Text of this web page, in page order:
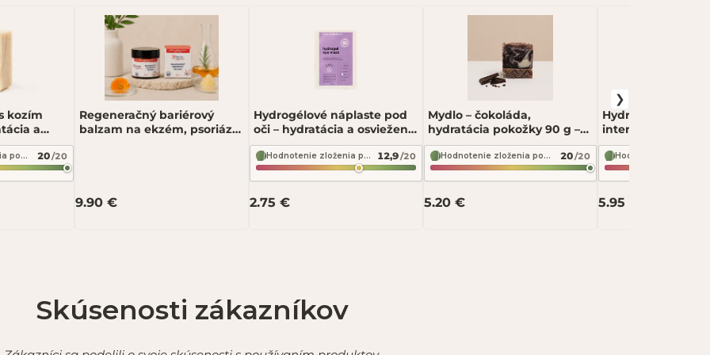
po schválení.
kozím
a
g–
maslo
Hodnotenie zloženia podľa INCI Beauty 20/20
Regeneračný bariérový
balzam na ekzém, psoriázu
9.90 €
Hydrogélové náplaste pod
oči – hydratácia a osvieženie
– two Hydrogel Eye Mask
Hodnotenie zloženia podľa INCI Beauty 12,9/20
2.75 €
Mydlo – čokoláda,
hydratácia pokožky 90 g –
Fressia
Hodnotenie zloženia podľa INCI Beauty 20/20
5.20 €
Hydratačný krém
intenzívna výživa
Soaphoria Happy
5.95 €
Skúsenosti zákazníkov